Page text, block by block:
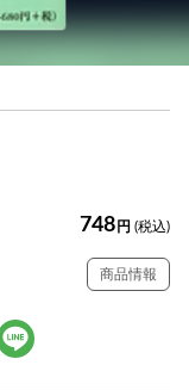
748 円 (税込)
商品情報